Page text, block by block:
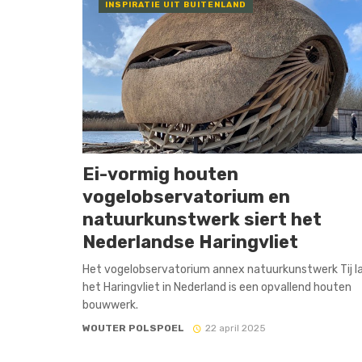
INSPIRATIE UIT BUITENLAND
Ei-vormig houten
vogelobservatorium en
natuurkunstwerk siert het
Nederlandse Haringvliet
Het vogelobservatorium annex natuurkunstwerk Tij
het Haringvliet in Nederland is een opvallend houten
bouwwerk.
WOUTER POLSPOEL 22 april 2025